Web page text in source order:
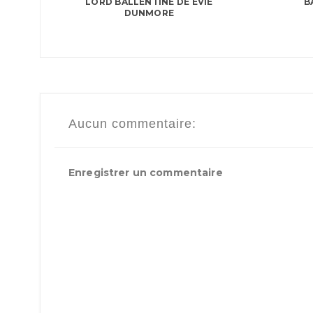
DUNMORE
Aucun commentaire:
Enregistrer un commentaire